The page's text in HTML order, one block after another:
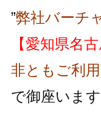
”弊社バーチ
【愛知県名
非ともご利
で御座います